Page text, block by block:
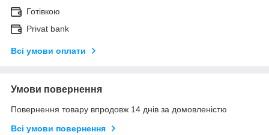
Готівкою
Privat bank
Всі умови оплати
Умови повернення
Повернення товару впродовж 14 днів за домовленістю
Всі умови повернення